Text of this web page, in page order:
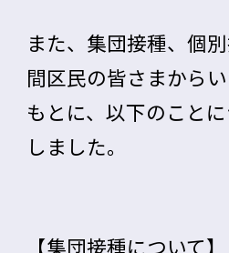
また、集団接種、個
間区民の皆さまから
もとに、以下のこと
しました。
【集団接種について】